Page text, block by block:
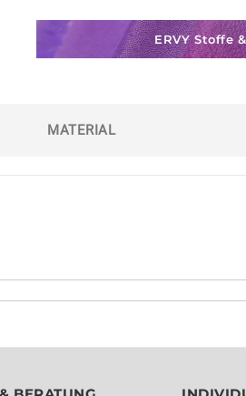
ERVY Stoffe
MATERIAL